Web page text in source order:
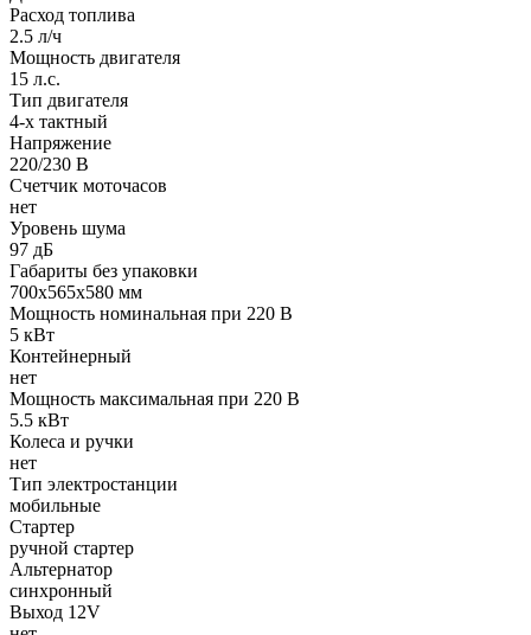
Расход топлива
2.5 л/ч
Мощность двигателя
15 л.с.
Тип двигателя
4-х тактный
Напряжение
220/230 В
Счетчик моточасов
нет
Уровень шума
97 дБ
Габариты без упаковки
700x565x580 мм
Мощность номинальная при 220 В
5 кВт
Контейнерный
нет
Мощность максимальная при 220 В
5.5 кВт
Колеса и ручки
нет
Тип электростанции
мобильные
Стартер
ручной стартер
Альтернатор
синхронный
Выход 12V